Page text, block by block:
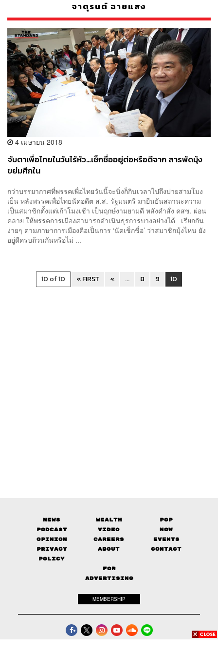
จาตุรนต์ ฉายแสง
4 เมษายน 2018
จับตาเพื่อไทยในวันไร้หัว…เช็กชื่ออยู่ต่อหรือตีจาก สารพัดมุ้ง
ขย่มศึกใน
กว่าบรรยากาศที่พรรคเพื่อไทยวันนี้จะนิ่งก็กินเวลาไปถึงบ่ายสามโมง
เย็น หลังพรรคเพื่อไทยนัดอดีต ส.ส.-รัฐมนตรี มายืนยันสถานะความ
เป็นสมาชิกตั้งแต่เก้าโมงเช้า เป็นฤกษ์งามยามดี หลังคำสั่ง คสช. ผ่อน
คลาย ให้พรรคการเมืองสามารถดำเนินธุรการบางอย่างได้ เรียกกัน
ง่ายๆ ตามภาษาการเมืองคือเป็นการ ‘นัดเช็กชื่อ’ ว่าสมาชิกมุ้งไหน ยัง
อยู่ดีครบถ้วนกันหรือไม่ ...
10 of 10 « FIRST « ... 8 9 10
News Wealth
Pop
Podcast
Video
Now
Opinion
Careers
Events
Privacy
Policy
About Contact
FOR
ADVERTISING
MEMBERSHIP